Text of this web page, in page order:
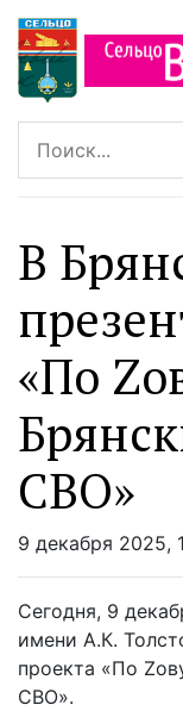
В
«По
СВО»
9 декабря 2025,
Сегодня, 9
имени А.К.
проекта «По
СВО».